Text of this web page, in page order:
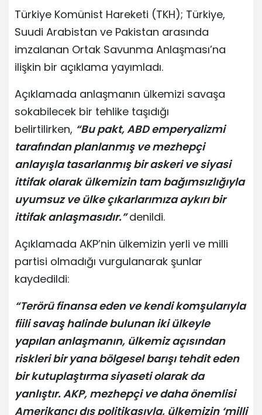
Türkiye Komünist Hareketi (TKH); Türkiye,
Suudi Arabistan ve Pakistan arasında
imzalanan Ortak Savunma Anlaşması’na
ilişkin bir açıklama yayımladı.
Açıklamada anlaşmanın ülkemizi savaşa
sokabilecek bir tehlike taşıdığı
belirtilirken, “Bu pakt, ABD emperyalizmi
tarafından planlanmış ve mezhepçi
anlayışla tasarlanmış bir askeri ve siyasi
ittifak olarak ülkemizin tam bağımsızlığıyla
uyumsuz ve ülke çıkarlarımıza aykırı bir
ittifak anlaşmasıdır.” denildi.
Açıklamada AKP’nin ülkemizin yerli ve milli
partisi olmadığı vurgulanarak şunlar
kaydedildi:
“Terörü finansa eden ve kendi komşularıyla
fiili savaş halinde bulunan iki ülkeyle
yapılan anlaşmanın, ülkemiz açısından
riskleri bir yana bölgesel barışı tehdit eden
bir kutuplaştırma siyaseti olarak da
yanlıştır. AKP, mezhepçi ve daha önemlisi
Amerikancı dış politikasıyla, ülkemizin ‘milli